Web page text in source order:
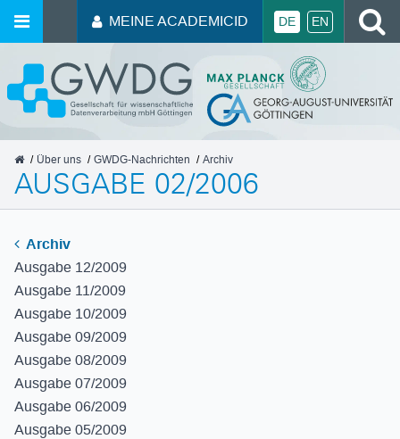
MEINE ACADEMICID DE EN
GWDG
Über uns GWDG-Nachrichten Archiv
AUSGABE 02/2006
Archiv
Ausgabe 12/2009
Ausgabe 11/2009
Ausgabe 10/2009
Ausgabe 09/2009
Ausgabe 08/2009
Ausgabe 07/2009
Ausgabe 06/2009
Ausgabe 05/2009